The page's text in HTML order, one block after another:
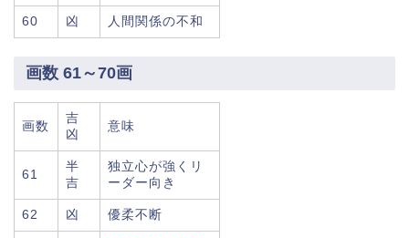
60 凶 人間関係の不和
画数 61～70画
画数
吉
凶
意味
61
半
吉
独立心が強くリ
ーダー向き
62 凶 優柔不断